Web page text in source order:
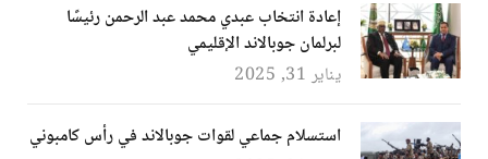
إعادة انتخاب عبدي محمد عبد الرحمن رئيسًا
لبرلمان جوبالاند الإقليمي
يناير 31, 2025
استسلام جماعي لقوات جوبالاند في رأس كامبوني